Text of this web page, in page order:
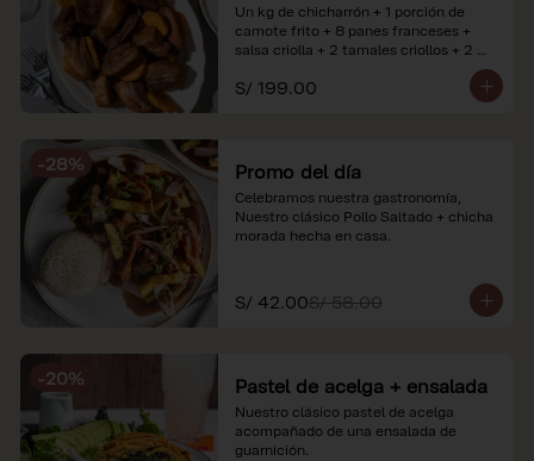
Un kg de chicharrón + 1 porción de
camote frito + 8 panes franceses +
salsa criolla + 2 tamales criollos + 2
*Nuestros precios están expresados en
referenciales.
S/ 199.00
-28% Promo del día
Celebramos nuestra gastronomía,
Nuestro clásico Pollo Saltado + chicha
morada hecha en casa.
S/ 42.00S/ 58.00
-20% Pastel de acelga + ensalada
Nuestro clásico pastel de acelga
acompañado de una ensalada de
guarnición.